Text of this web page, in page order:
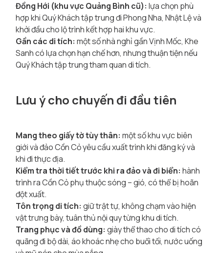
Đồng Hới (khu vực Quảng Bình cũ): lựa chọn phù
hợp khi Quý Khách tập trung đi Phong Nha, Nhật Lệ và
khởi đầu cho lộ trình kết hợp hai khu vực.
Gần các di tích: một số nhà nghỉ gần Vịnh Mốc, Khe
Sanh có lựa chọn hạn chế hơn, nhưng thuận tiện nếu
Quý Khách tập trung tham quan di tích.
Lưu ý cho chuyến đi đầu tiên
Mang theo giấy tờ tùy thân: một số khu vực biên
giới và đảo Cồn Cỏ yêu cầu xuất trình khi đăng ký và
khi đi thực địa.
Kiểm tra thời tiết trước khi ra đảo và đi biển: hành
trình ra Cồn Cỏ phụ thuộc sóng – gió, có thể bị hoãn
đột xuất.
Tôn trọng di tích: giữ trật tự, không chạm vào hiện
vật trưng bày, tuân thủ nội quy từng khu di tích.
Trang phục và đồ dùng: giày thể thao cho di tích có
quãng đi bộ dài, áo khoác nhẹ cho buổi tối, nước uống